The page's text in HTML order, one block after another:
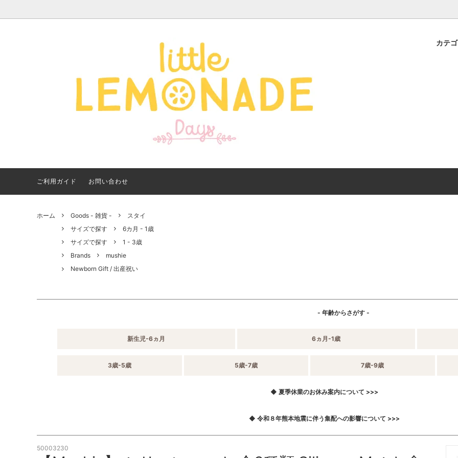
カテ
Apparel -アパレル- Goods - 雑貨 -
サイズで探す Brands
【夏アイテム特集】 2026
年最新！子ども用水着・浮
き輪 アイテム
【出産ギフト特集】 出産祝
いにおすすめのアイテムを
ご紹介
ご利用ガイド お問い合わせ
ホーム Goods - 雑貨 -
スタイ
サイズで探す
6カ月 - 1歳
サイズで探す
1 - 3歳
Brands
mushie
Newborn Gift / 出産祝い
- 年齢からさがす -
新生児-6ヵ月 6ヵ月-1歳
3歳-5歳 5歳-7歳 7歳-9歳
◆ 夏季休業のお休み案内について >>>
◆ 令和８年熊本地震に伴う集配への影響について >>>
50003230